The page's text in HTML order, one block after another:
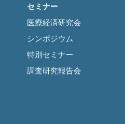
セミナー
医療経済研究会
シンポジウム
特別セミナー
調査研究報告会